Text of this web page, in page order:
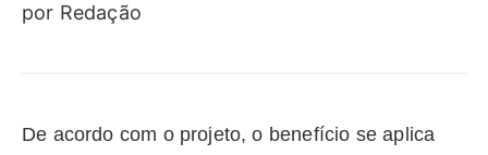
por Redação
De acordo com o projeto, o benefício se aplica